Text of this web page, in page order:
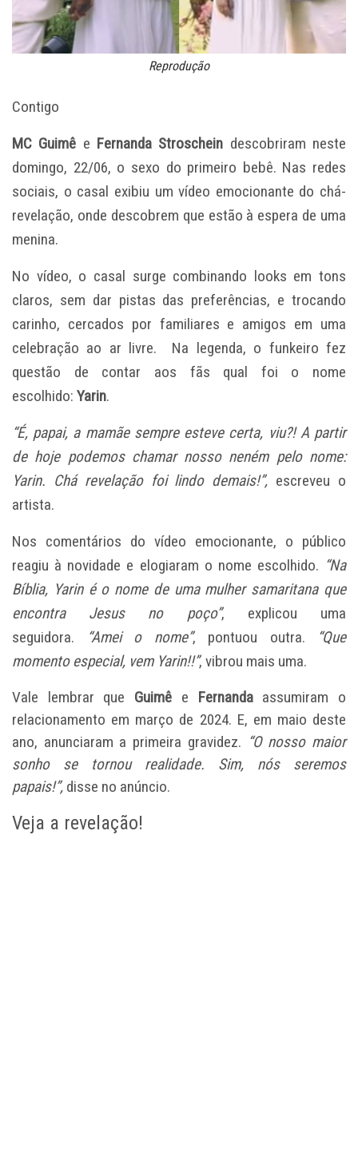
Reprodução
Contigo
MC Guimê e Fernanda Stroschein descobriram neste
domingo, 22/06, o sexo do primeiro bebê. Nas redes
sociais, o casal exibiu um vídeo emocionante do chá-
revelação, onde descobrem que estão à espera de uma
menina.
No vídeo, o casal surge combinando looks em tons
claros, sem dar pistas das preferências, e trocando
carinho, cercados por familiares e amigos em uma
celebração ao ar livre. Na legenda, o funkeiro fez
questão de contar aos fãs qual foi o nome
escolhido: Yarin.
“É, papai, a mamãe sempre esteve certa, viu?! A partir
de hoje podemos chamar nosso neném pelo nome:
Yarin. Chá revelação foi lindo demais!”, escreveu o
artista.
Nos comentários do vídeo emocionante, o público
reagiu à novidade e elogiaram o nome escolhido. “Na
Bíblia, Yarin é o nome de uma mulher samaritana que
encontra Jesus no poço”, explicou uma
seguidora.
“Amei o nome”, pontuou outra.
“Que
momento especial, vem Yarin!!”, vibrou mais uma.
Vale lembrar que Guimê e Fernandaassumiram o
relacionamento em março de 2024. E, em maio deste
ano, anunciaram a primeira gravidez. “O nosso maior
sonho se tornou realidade. Sim, nós seremos
papais!”, disse no anúncio.
Veja a revelação!